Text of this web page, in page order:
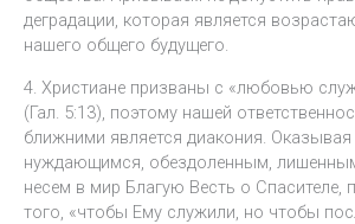
деградации, которая является
нашего общего будущего.
4. Христиане призваны с «любовью
(Гал. 5:13), поэтому нашей
ближними является диакония.
нуждающимся, обездоленным,
несем в мир Благую Весть о Спасителе,
того, «чтобы Ему служили, но чтобы